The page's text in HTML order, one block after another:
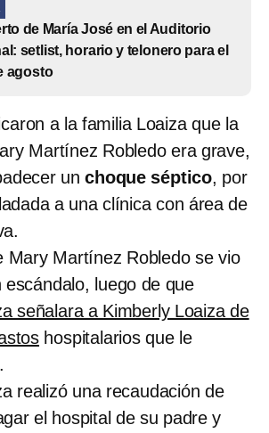
de María José en el Auditorio
setlist, horario y telonero para el
agosto
a la familia Loaiza que la
Martínez Robledo era grave,
un choque séptico, por
a una clínica con área de
Mary Martínez Robledo se vio
luego de que
señalara a Kimberly Loaiza de
hospitalarios que le
realizó una recaudación de
el hospital de su padre y